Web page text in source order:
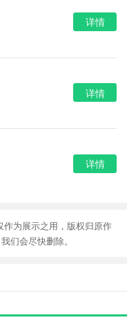
详情
详情
详情
为展示之用，版权归原作
们会尽快删除。